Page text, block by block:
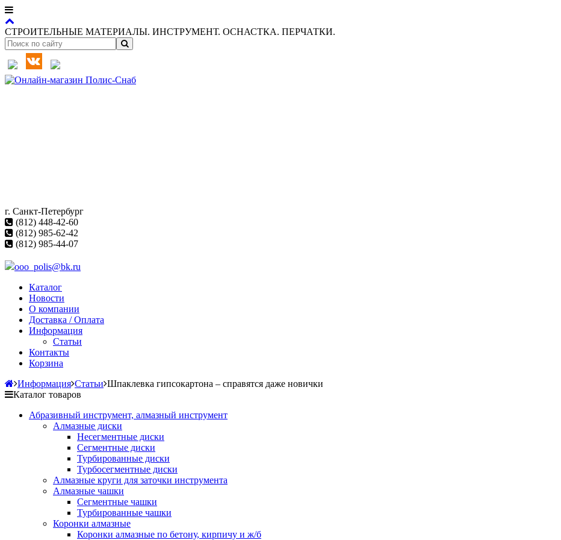
СТРОИТЕЛЬНЫЕ МАТЕРИАЛЫ. ИНСТРУМЕНТ. ОСНАСТКА. ПЕРЧАТКИ.
г. Санкт-Петербург
(812) 448-42-60
(812) 985-62-42
(812) 985-44-07
ooo_polis@bk.ru
Каталог
Новости
О компании
Доставка / Оплата
Информация
Статьи
Контакты
Корзина
Информация Статьи Шпаклевка гипсокартона – справятся даже новички
Каталог товаров
Абразивный инструмент, алмазный инструмент
Алмазные диски
Несегментные диски
Сегментные диски
Турбированные диски
Турбосегментные диски
Алмазные круги для заточки инструмента
Алмазные чашки
Сегментные чашки
Турбированные чашки
Коронки алмазные
Коронки алмазные по бетону, кирпичу и ж/б